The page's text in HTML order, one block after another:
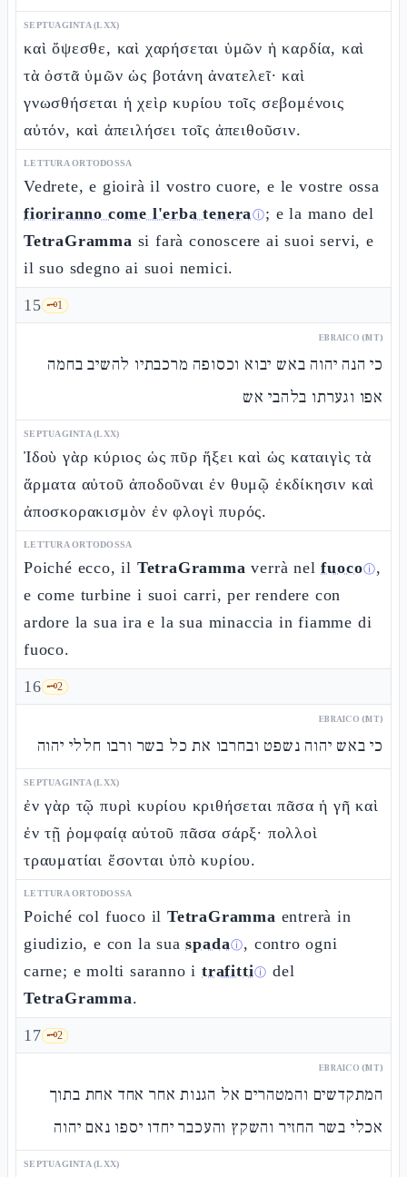
SEPTUAGINTA (LXX)
καὶ ὄψεσθε, καὶ χαρήσεται ὑμῶν ἡ καρδία, καὶ
τὰ ὀστᾶ ὑμῶν ὡς βοτάνη ἀνατελεῖ· καὶ
γνωσθήσεται ἡ χεὶρ κυρίου τοῖς σεβομένοις
αὐτόν, καὶ ἀπειλήσει τοῖς ἀπειθοῦσιν.
LETTURA ORTODOSSA
Vedrete, e gioirà il vostro cuore, e le vostre ossa
fioriranno come l'erba teneraⓘ; e la mano del
TetraGramma si farà conoscere ai suoi servi, e
il suo sdegno ai suoi nemici.
15 🗝️1
EBRAICO (MT)
כי הנה יהוה באש יבוא וכסופה מרכבתיו להשיב בחמה
אפו וגערתו בלהבי אש
SEPTUAGINTA (LXX)
Ἰδοὺ γὰρ κύριος ὡς πῦρ ἥξει καὶ ὡς καταιγὶς τὰ
ἅρματα αὐτοῦ ἀποδοῦναι ἐν θυμῷ ἐκδίκησιν καὶ
ἀποσκορακισμὸν ἐν φλογὶ πυρός.
LETTURA ORTODOSSA
Poiché ecco, il TetraGramma verrà nelfuocoⓘ,
e come turbine i suoi carri, per rendere con
ardore la sua ira e la sua minaccia in fiamme di
fuoco.
16 🗝️2
EBRAICO (MT)
כי באש יהוה נשפט ובחרבו את כל בשר ורבו חללי יהוה
SEPTUAGINTA (LXX)
ἐν γὰρ τῷ πυρὶ κυρίου κριθήσεται πᾶσα ἡ γῆ καὶ
ἐν τῇ ῥομφαίᾳ αὐτοῦ πᾶσα σάρξ· πολλοὶ
τραυματίαι ἔσονται ὑπὸ κυρίου.
LETTURA ORTODOSSA
Poiché col fuoco il TetraGramma entrerà in
giudizio, e con la suaspadaⓘ, contro ogni
carne; e molti saranno itrafittiⓘ del
TetraGramma.
17 🗝️2
EBRAICO (MT)
המתקדשים והמטהרים אל הגנות אחר אחד אחת בתוך
אכלי בשר החזיר והשקץ והעכבר יחדו יספו נאם יהוה
SEPTUAGINTA (LXX)